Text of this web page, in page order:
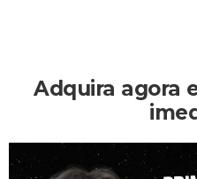
Adquira agora